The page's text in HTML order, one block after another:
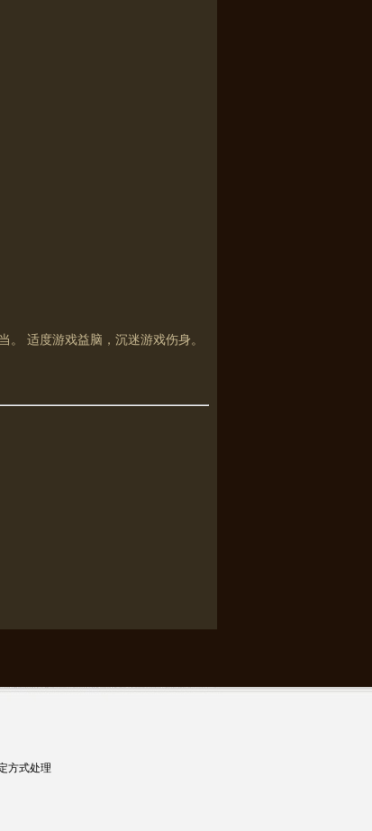
适度游戏益脑，沉迷游戏伤身。
方式处理